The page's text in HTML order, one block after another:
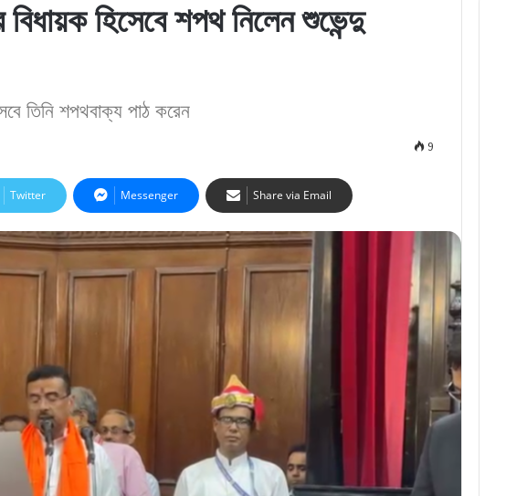
বিধায়ক হিসেবে শপথ নিলেন শুভেন্দু
তিনি শপথবাক্য পাঠ করেন
9
Twitter Messenger Share via Email